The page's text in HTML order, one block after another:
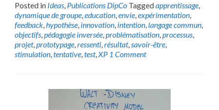
Posted in Ideas, Publications DipCo Taggedapprentissage,
dynamique de groupe,education,envie,expérimentation,
feedback,hypothèse, innovation, intention, langage commun,
objectifs,pédagogie inversée,problématisation,processus,
projet,prototypage,ressenti,résultat,savoir-être,
stimulation,tentative,test,XP 1 Comment